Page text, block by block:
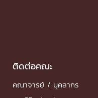
ติดต่อคณะ
คณาจารย์ / บุคลากร